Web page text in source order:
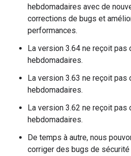
hebdomadaires avec de
corrections de bugs et
performances.
La version 3.64 ne reçoit pas
hebdomadaires.
La version 3.63 ne reçoit pas
hebdomadaires.
La version 3.62 ne reçoit pas
hebdomadaires.
De temps à autre, nous
corriger des bugs de